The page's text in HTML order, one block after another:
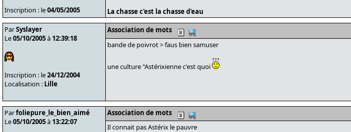
Inscription : le04/05/2005
La chasse c'est la chasse d'eau
ParSyslayer
Le05/10/2005à 12:39:18
Inscription : le24/12/2004
Localisation : Lille
Association de mots
bande de poivrot > faus bien samuser
une culture "Astérixienne c'est quoi
Parfoliepure_le_bien_aimé
Le05/10/2005à 13:22:07
Association de mots
Il connait pas Astérix le pauvre